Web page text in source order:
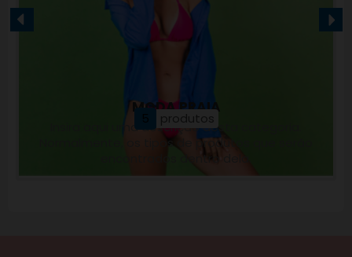
MODA PRAIA
produtos
Insira aqui uma descrição desta categoria.
Normalmente, os tipos de produtos que serão